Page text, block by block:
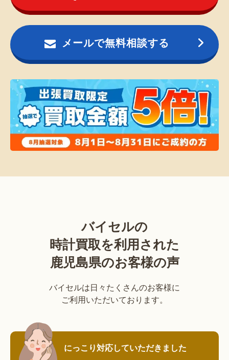
メールで無料相談する
バイセルの
時計買取を利用された
鹿児島県のお客様の声
バイセルは日々たくさんのお客様に
ご利用いただいております。
にっこり対応していただきました